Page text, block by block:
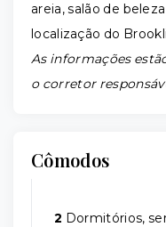
areia, salão de
localização do
As informações
o corretor
Cômodos
2 Dormitórios,